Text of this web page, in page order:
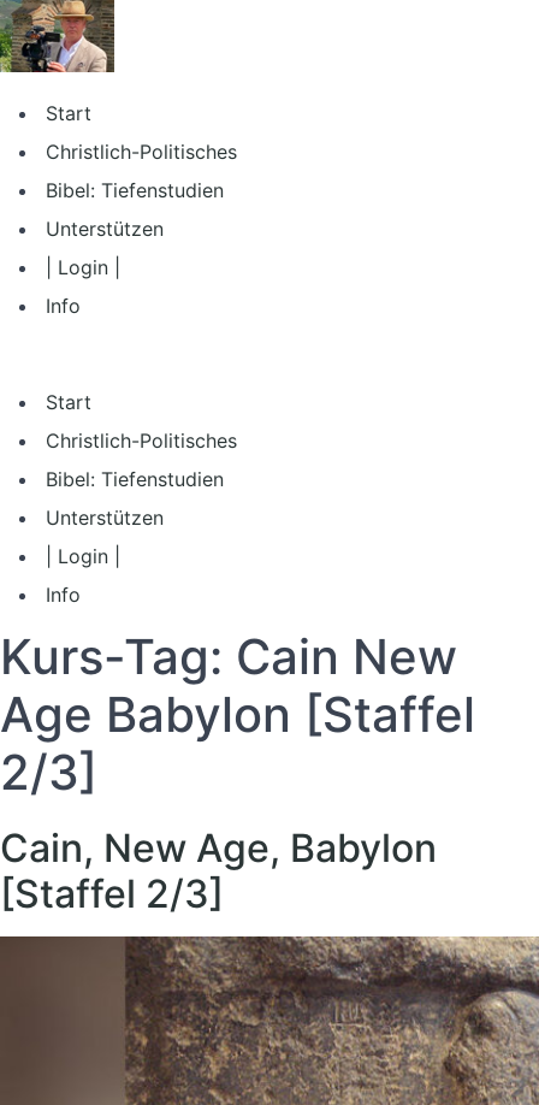
Zum
Inhalt
springen
Start
Christlich-Politisches
Bibel: Tiefenstudien
Unterstützen
| Login |
Info
Start
Christlich-Politisches
Bibel: Tiefenstudien
Unterstützen
| Login |
Info
Kurs-Tag: Cain New
Age Babylon [Staffel
2/3]
Cain, New Age, Babylon
[Staffel 2/3]